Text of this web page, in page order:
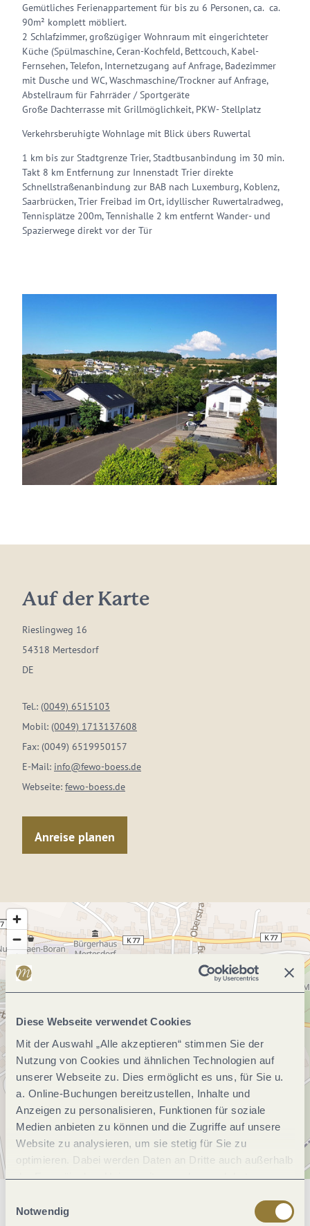
Diese Webseite verwendet Cookies
Mit der Auswahl „Alle akzeptieren“ stimmen Sie der
Nutzung von Cookies und ähnlichen Technologien auf
unserer Webseite zu. Dies ermöglicht es uns, für Sie u.
a. Online-Buchungen bereitzustellen, Inhalte und
Anzeigen zu personalisieren, Funktionen für soziale
Medien anbieten zu können und die Zugriffe auf unsere
Website zu analysieren, um sie stetig für Sie zu
optimieren. Dabei werden Daten an Dritte auch außerhalb
der Europäischen Union weitergegeben und dort
jederzeit widerrufen werden. Mit der Auswahl "Alle
Notwendig
Gemütliches Ferienappartement für bis zu 6 Personen, ca. ca.
90m² komplett möbliert.
2 Schlafzimmer, großzügiger Wohnraum mit eingerichteter
Küche (Spülmaschine, Ceran-Kochfeld, Bettcouch, Kabel-
Fernsehen, Telefon, Internetzugang auf Anfrage, Badezimmer
mit Dusche und WC, Waschmaschine/Trockner auf Anfrage,
Abstellraum für Fahrräder / Sportgeräte
Große Dachterrasse mit Grillmöglichkeit, PKW- Stellplatz
Verkehrsberuhigte Wohnlage mit Blick übers Ruwertal
1 km bis zur Stadtgrenze Trier, Stadtbusanbindung im 30 min.
Takt 8 km Entfernung zur Innenstadt Trier direkte
Schnellstraßenanbindung zur BAB nach Luxemburg, Koblenz,
Saarbrücken, Trier Freibad im Ort, idyllischer Ruwertalradweg,
Tennisplätze 200m, Tennishalle 2 km entfernt Wander- und
Spazierwege direkt vor der Tür
Auf der Karte
Rieslingweg 16
54318 Mertesdorf
DE
Tel.: (0049) 6515103
Mobil: (0049) 1713137608
Fax: (0049) 6519950157
E-Mail: info@fewo-boess.de
Webseite: fewo-boess.de
Anreise planen
Allgemeine Informationen